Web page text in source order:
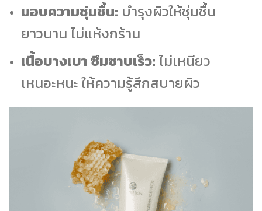
มอบความชุ่มชื้น: บำรุงผิวให้ชุ่มชื้น
ยาวนาน ไม่แห้งกร้าน
เนื้อบางเบา ซึมซาบเร็ว: ไม่เหนียว
เหนอะหนะ ให้ความรู้สึกสบายผิว